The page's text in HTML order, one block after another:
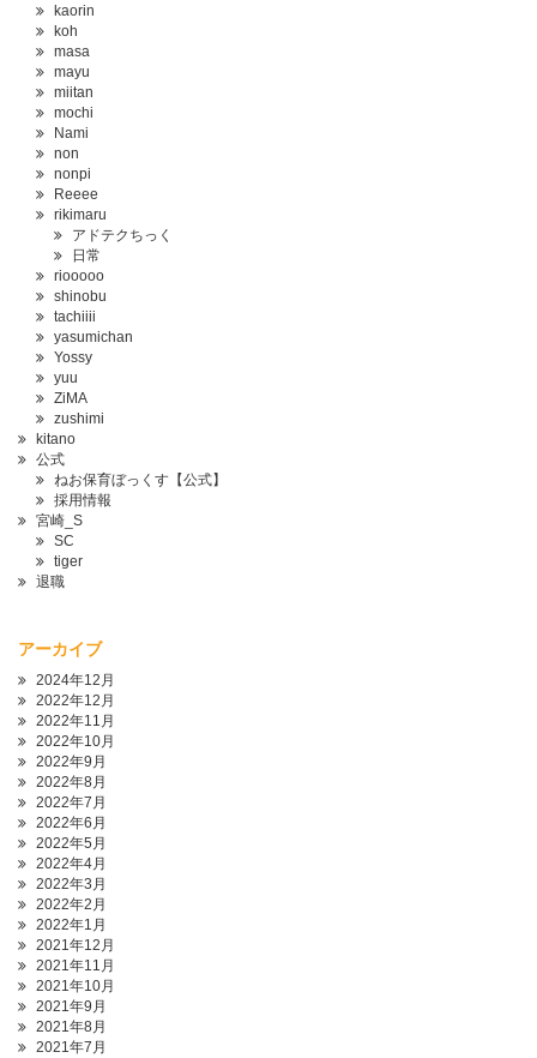
kaorin
koh
masa
mayu
miitan
mochi
Nami
non
nonpi
Reeee
rikimaru
アドテクちっく
日常
riooooo
shinobu
tachiiii
yasumichan
Yossy
yuu
ZiMA
zushimi
kitano
公式
ねお保育ぼっくす【公式】
採用情報
宮崎_S
SC
tiger
退職
アーカイブ
2024年12月
2022年12月
2022年11月
2022年10月
2022年9月
2022年8月
2022年7月
2022年6月
2022年5月
2022年4月
2022年3月
2022年2月
2022年1月
2021年12月
2021年11月
2021年10月
2021年9月
2021年8月
2021年7月